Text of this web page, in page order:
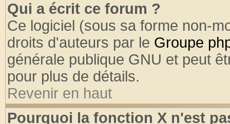
Qui a écrit ce forum ?
Ce logiciel (sous sa forme non-
droits d'auteurs par le Groupe
générale publique GNU et peut
pour plus de détails.
Revenir en haut
Pourquoi la fonction X n'est